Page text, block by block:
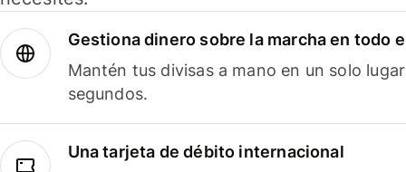
Gestiona dinero sobre la marcha en todo
Mantén tus divisas a mano en un solo
segundos.
Una tarjeta de débito internacional